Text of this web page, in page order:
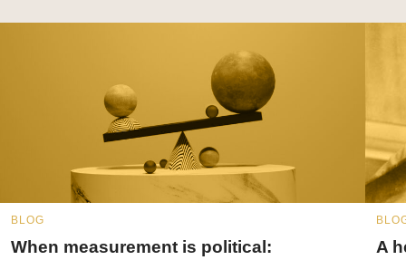
BLOG
When measurement is political:
A